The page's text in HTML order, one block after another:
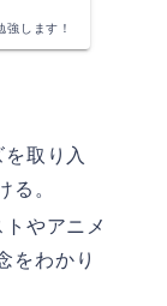
します！
取り入
る。
やアニメ
をわかり